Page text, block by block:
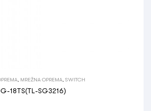
MREŽNA OPREMA SWITCH
18TS(TL-SG3216)